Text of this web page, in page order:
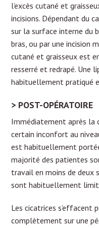
l’excès cutané et
incisions. Dépendant du
sur la surface interne du
bras, ou par une incision
cutané et graisseux est
resserré et redrapé. Une
habituellement pratiqué
POST-OPÉRATOIRE
Immédiatement après la
certain inconfort au
est habituellement
majorité des patientes
travail en moins de deux
sont habituellement
Les cicatrices s’effacent
complètement sur une